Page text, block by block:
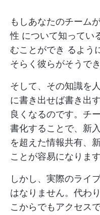
もしあなたのチーム
性 について知ってい
むことができ るよう
そらく彼らがそうで
そして、その知識を
に書き出せば書き出
良くなるのです。チ
書化することで、新
を超えた情報共有、
ことが容易になります
しかし、実際のライ
はなりません。代わ
こからでもアクセス